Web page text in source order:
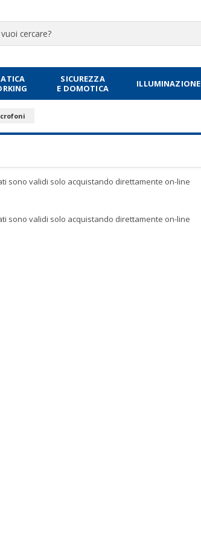
SICUREZZA
E DOMOTICA
ILLUMINAZIONE
sono validi solo acquistando direttamente on-line
sono validi solo acquistando direttamente on-line